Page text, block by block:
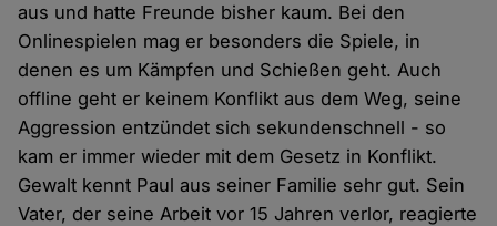
aus und hatte Freunde bisher kaum. Bei den
Onlinespielen mag er besonders die Spiele, in
denen es um Kämpfen und Schießen geht. Auch
offline geht er keinem Konflikt aus dem Weg, seine
Aggression entzündet sich sekundenschnell - so
kam er immer wieder mit dem Gesetz in Konflikt.
Gewalt kennt Paul aus seiner Familie sehr gut. Sein
Vater, der seine Arbeit vor 15 Jahren verlor, reagierte